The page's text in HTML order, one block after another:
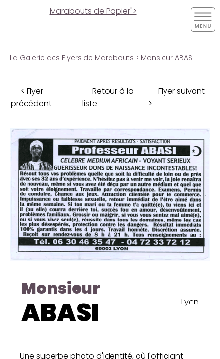
Marabouts de Papier">
La Galerie des Flyers de Marabouts > Monsieur ABASI
< Flyer
précédent
Retour à la
liste
Flyer suivant
>
Monsieur
ABASI Lyon
Une superbe photo d'identité, où l'officiant